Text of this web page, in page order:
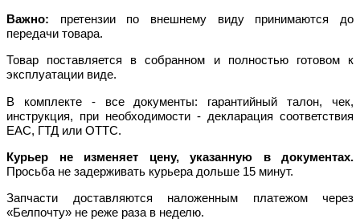
Важно: претензии по внешнему виду принимаются до
передачи товара.
Товар поставляется в собранном и полностью готовом к
эксплуатации виде.
В комплекте - все документы: гарантийный талон, чек,
инструкция, при необходимости - декларация соответствия
EAC, ГТД или ОТТС.
Курьер не изменяет цену, указанную в документах.
Просьба не задерживать курьера дольше 15 минут.
Запчасти доставляются наложенным платежом через
«Белпочту» не реже раза в неделю.